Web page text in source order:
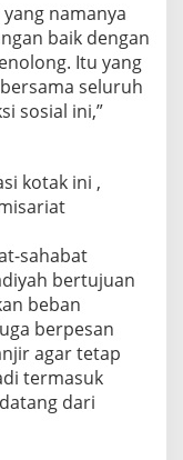
namanya
baik dengan
Itu yang
seluruh
sosial ini,”
kotak ini ,
sahabat
bertujuan
beban
berpesan
agar tetap
termasuk
dari